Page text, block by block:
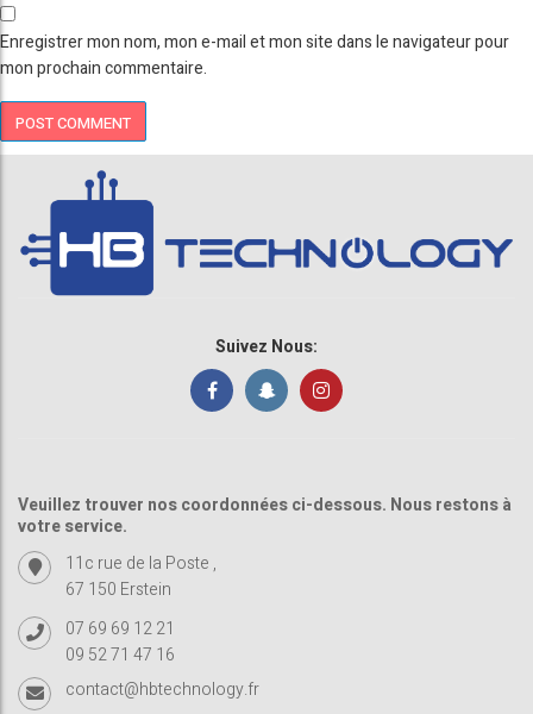
Enregistrer mon nom, mon e-mail et mon site dans le navigateur pour
mon prochain commentaire.
Suivez Nous:
Veuillez trouver nos coordonnées ci-dessous. Nous restons à
votre service.
11c rue de la Poste ,
67 150 Erstein
07 69 69 12 21
09 52 71 47 16
contact@hbtechnology.fr